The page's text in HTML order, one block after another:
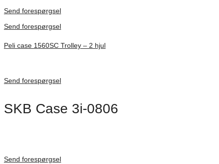
Send forespørgsel
Send forespørgsel
Peli case 1560SC Trolley – 2 hjul
Send forespørgsel
SKB Case 3i-0806
Send forespørgsel